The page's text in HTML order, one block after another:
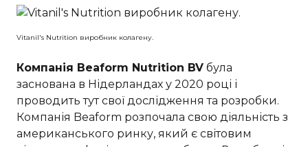
Vitanil's Nutrition виробник колагену.
Компанія Beaform Nutrition BV була
заснована в Нідерландах у 2020 році і
проводить тут свої дослідження та розробки.
Компанія Beaform розпочала свою діяльність з
американського ринку, який є світовим